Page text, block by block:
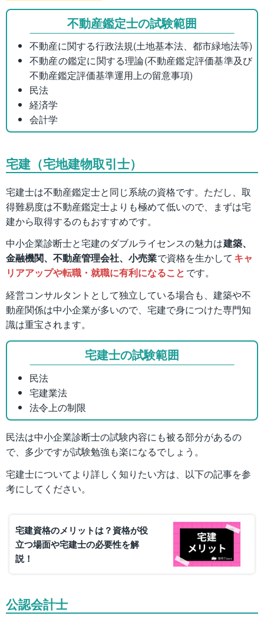
不動産鑑定士の試験範囲
不動産に関する行政法規(土地基本法、都市緑地法等)
不動産の鑑定に関する理論(不動産鑑定評価基準及び
不動産鑑定評価基準運用上の留意事項)
民法
経済学
会計学
宅建（宅地建物取引士）
宅建士は不動産鑑定士と同じ系統の資格です。ただし、取
得難易度は不動産鑑定士よりも極めて低いので、まずは宅
建から取得するのもおすすめです。
中小企業診断士と宅建のダブルライセンスの魅力は建築、
金融機関、不動産管理会社、小売業で資格を生かして キャ
リアアップや転職・就職に有利になること です。
経営コンサルタントとして独立している場合も、建築や不
動産関係は中小企業が多いので、宅建で身につけた専門知
識は重宝されます。
宅建士の試験範囲
民法
宅建業法
法令上の制限
民法は中小企業診断士の試験内容にも被る部分があるの
で、多少ですが試験勉強も楽になるでしょう。
宅建士についてより詳しく知りたい方は、以下の記事を参
考にしてください。
宅建資格のメリットは？資格が役
立つ場面や宅建士の必要性を解
説！
公認会計士